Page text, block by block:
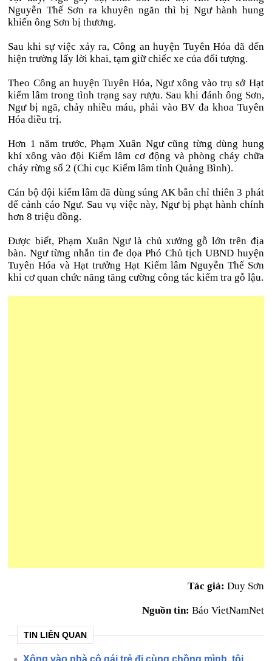
Nguyễn Thế Sơn ra khuyên ngăn thì bị Ngư hành hung
khiến ông Sơn bị thương.
Sau khi sự việc xảy ra, Công an huyện Tuyên Hóa đã đến
hiện trường lấy lời khai, tạm giữ chiếc xe của đối tượng.
Theo Công an huyện Tuyên Hóa, Ngư xông vào trụ sở Hạt
kiểm lâm trong tình trạng say rượu. Sau khi đánh ông Sơn,
Ngư bị ngã, chảy nhiều máu, phải vào BV đa khoa Tuyên
Hóa điều trị.
Hơn 1 năm trước, Phạm Xuân Ngư cũng từng dùng hung
khí xông vào đội Kiểm lâm cơ động và phòng cháy chữa
cháy rừng số 2 (Chi cục Kiểm lâm tỉnh Quảng Bình).
Cán bộ đội kiểm lâm đã dùng súng AK bắn chỉ thiên 3 phát
để cảnh cáo Ngư. Sau vụ việc này, Ngư bị phạt hành chính
hơn 8 triệu đồng.
Được biết, Phạm Xuân Ngư là chủ xưởng gỗ lớn trên địa
bàn. Ngư từng nhắn tin đe dọa Phó Chủ tịch UBND huyện
Tuyên Hóa và Hạt trưởng Hạt Kiểm lâm Nguyễn Thế Sơn
khi cơ quan chức năng tăng cường công tác kiểm tra gỗ lậu.
Tác giả: Duy Sơn
Nguồn tin: Báo VietNamNet
TIN LIÊN QUAN
Xông vào nhà cô gái trẻ đi cùng chồng mình, tôi